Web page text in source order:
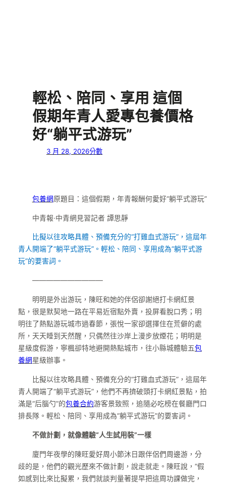
輕松、陪同、享用 這個
假期年青人愛專包養價格
好“躺平式游玩”
3 月 28, 2026分數
包養網原題目：這個假期，年青報酬何愛好“躺平式游玩”
中青報·中青網見習記者 譚思靜
比擬以往攻略具體、預備充分的“打雞血式游玩”，這屆年
青人開端了“躺平式游玩”。輕松、陪同、享用成為“躺平式游
玩”的要害詞。
——————————
明明是外出游玩，陳旺和她的伴侶卻謝絕打卡網紅景
點，很是默契地一路在平易近宿點外賣，投屏看脫口秀；明
明往了熱點游玩城市過春節，張悅一家卻選擇住在荒僻的處
所，天天睡到天然醒，只偶然往沙岸上漫步放煙花；明明是
星級度假游，寧楓卻特地避開熱點城市，往小縣城體驗五包
養網星級辦事。
比擬以往攻略具體、預備充分的“打雞血式游玩”，這屆年
青人開端了“躺平式游玩”，他們不再擠破頭打卡網紅景點，拍
滿是“后腦勺”的包養合約游客景致照，追隨必吃榜在餐廳門口
排長隊。輕松、陪同、享用成為“躺平式游玩”的要害詞。
不做計劃，就像體驗“人生試用裝”一樣
廈門年夜學的陳旺愛好周小節沐日跟伴侶們周邊游，分
歧的是，他們的觀光歷來不做計劃，說走就走。陳旺說，“假
如感到比來比擬累，我們就談判量著提早把這周功課做完，